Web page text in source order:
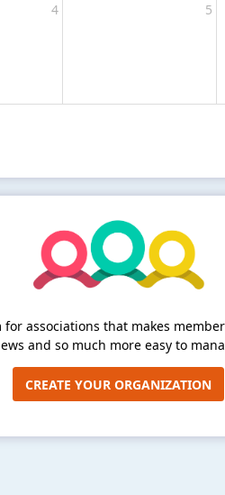
4 5
associations that makes
and so much more easy to
CREATE YOUR ORGANIZATION